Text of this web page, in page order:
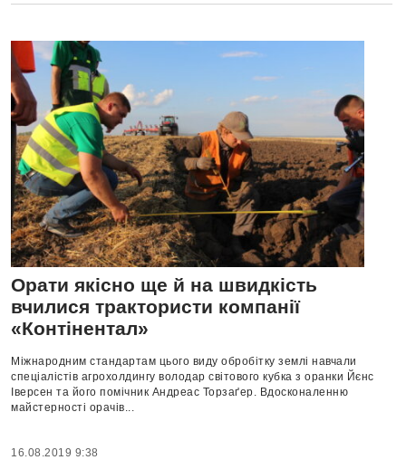
Орати якісно ще й на швидкість
вчилися трактористи компанії
«Контінентал»
Міжнародним стандартам цього виду обробітку землі навчали
спеціалістів агрохолдингу володар світового кубка з оранки Йєнс
Іверсен та його помічник Андреас Торзаґер. Вдосконаленню
майстерності орачів...
16.08.2019 9:38